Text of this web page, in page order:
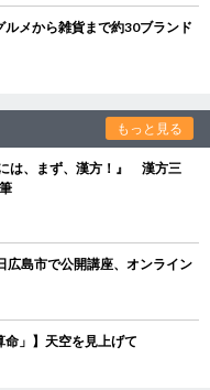
メから雑貨まで約30ブランド
もっと見る
は、まず、漢方！』 漢方三
島市で公開講座、オンライン
命」】天空を見上げて